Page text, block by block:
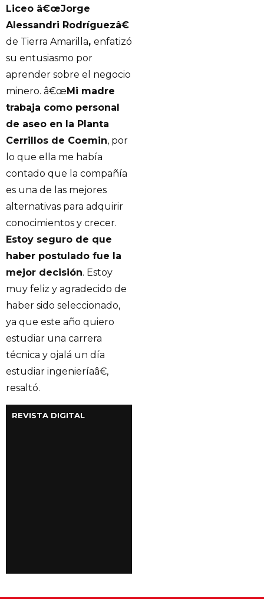
Liceo â€œJorge
Alessandri Rodríguezâ€
de Tierra Amarilla, enfatizó
su entusiasmo por
aprender sobre el negocio
minero. â€œMi madre
trabaja como personal
de aseo en la Planta
Cerrillos de Coemin, por
lo que ella me había
contado que la compañía
es una de las mejores
alternativas para adquirir
conocimientos y crecer.
Estoy seguro de que
haber postulado fue la
mejor decisión. Estoy
muy feliz y agradecido de
haber sido seleccionado,
ya que este año quiero
estudiar una carrera
técnica y ojalá un día
estudiar ingenieríaâ€,
resaltó.
REVISTA DIGITAL